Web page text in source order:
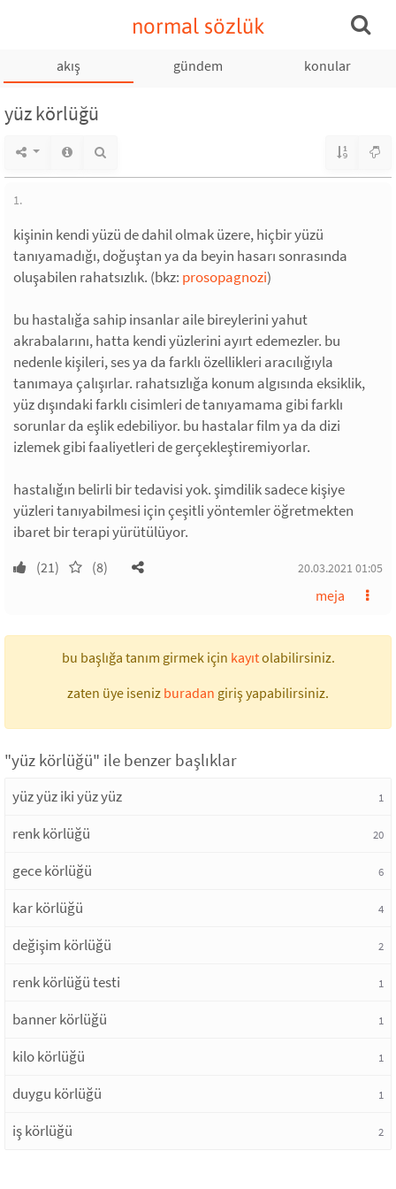
normal sözlük
akış gündem konular
yüz körlüğü
1.
kişinin kendi yüzü de dahil olmak üzere, hiçbir yüzü
tanıyamadığı, doğuştan ya da beyin hasarı sonrasında
oluşabilen rahatsızlık. (bkz: prosopagnozi)
bu hastalığa sahip insanlar aile bireylerini yahut
akrabalarını, hatta kendi yüzlerini ayırt edemezler. bu
nedenle kişileri, ses ya da farklı özellikleri aracılığıyla
tanımaya çalışırlar. rahatsızlığa konum algısında eksiklik,
yüz dışındaki farklı cisimleri de tanıyamama gibi farklı
sorunlar da eşlik edebiliyor. bu hastalar film ya da dizi
izlemek gibi faaliyetleri de gerçekleştiremiyorlar.
hastalığın belirli bir tedavisi yok. şimdilik sadece kişiye
yüzleri tanıyabilmesi için çeşitli yöntemler öğretmekten
ibaret bir terapi yürütülüyor.
(21) (8) 20.03.2021 01:05
meja
bu başlığa tanım girmek için kayıtolabilirsiniz.
zaten üye iseniz buradan giriş yapabilirsiniz.
"yüz körlüğü" ile benzer başlıklar
yüz yüz iki yüz yüz 1
renk körlüğü 20
gece körlüğü 6
kar körlüğü 4
değişim körlüğü 2
renk körlüğü testi 1
banner körlüğü 1
kilo körlüğü 1
duygu körlüğü 1
iş körlüğü 2